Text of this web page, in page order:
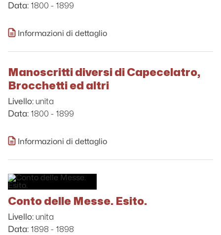
Data: 1800 - 1899
Informazioni di dettaglio
Manoscritti diversi di Capecelatro,
Brocchetti ed altri
Livello: unita
Data: 1800 - 1899
Informazioni di dettaglio
Conto delle Messe. Esito.
Livello: unita
Data: 1898 - 1898